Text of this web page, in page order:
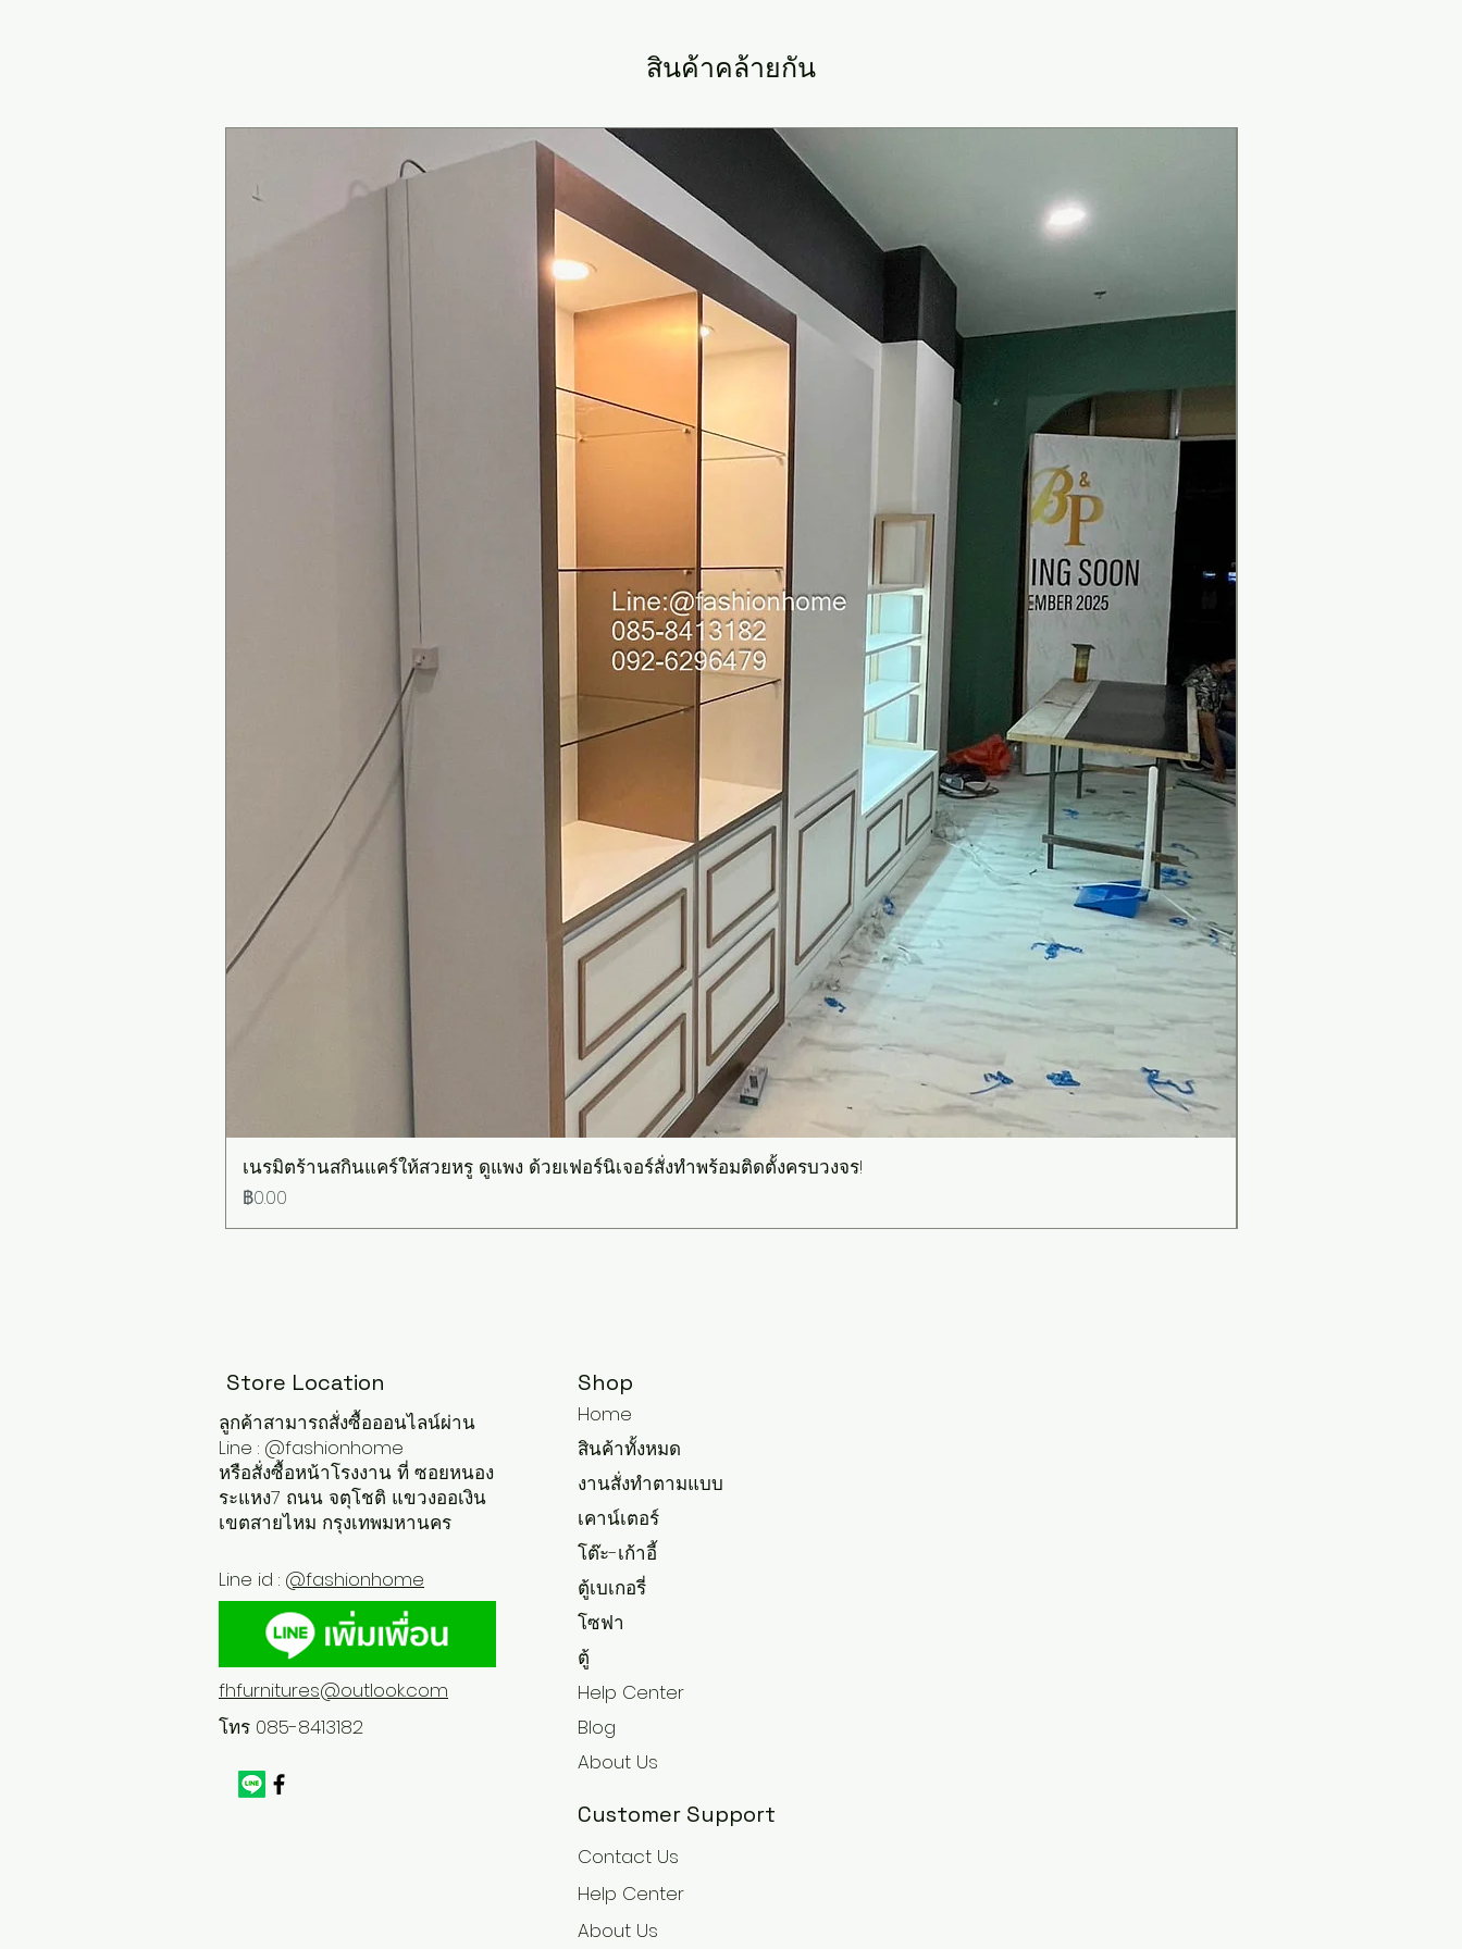
สินค้าคล้ายกัน
เนรมิตร้านสกินแคร์ให้สวยหรู ดูแพง ด้วยเฟอร์นิเจอร์สั่งทำพร้อมติดตั้งครบวงจร!
ราคา
฿0.00
Store Location
ลูกค้าสามารถสั่งซื้อออนไลน์ผ่าน
Line : @fashionhome
หรือสั่งซื้อหน้าโรงงาน ที่ ซอยหนอง
ระแหง7 ถนน จตุโชติ แขวงออเงิน
เขตสายไหม กรุงเทพมหานคร
Line id : @fashionhome
fhfurnitures@outlook.com
โทร 085-8413182
Shop
Home
สินค้าทั้งหมด
งานสั่งทำตามแบบ
เคาน์เตอร์
โต๊ะ-เก้าอี้
ตู้เบเกอรี่
โซฟา
ตู้
Help Center
Blog
About Us
Customer Support
Contact Us
Help Center
About Us